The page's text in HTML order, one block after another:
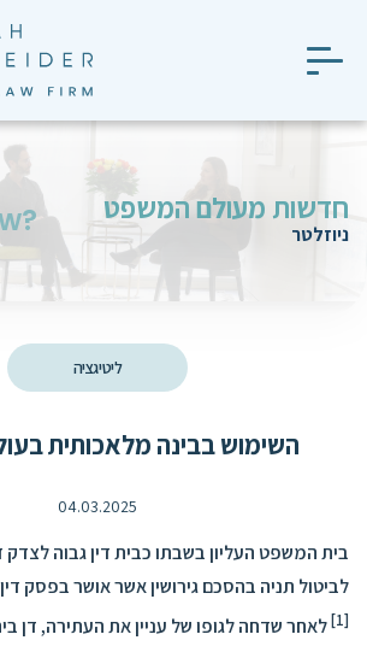
חדשות מעולם המשפט
ניוזלטר ?What’s New
ליטיגציה
השימוש בבינה מלאכותית
04.03.2025
בית המשפט העליון בשבתו כבית דין גבוה לצדק
לביטול תניה בהסכם גירושין אשר אושר בפסק
[1]
לאחר שדחה לגופו של עניין את העתירה, דן